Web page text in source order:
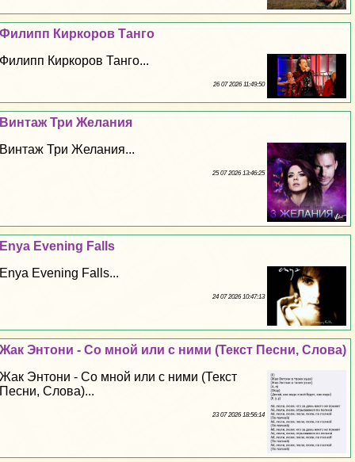
Филипп Киркоров Танго
Филипп Киркоров Танго...
26 07 2026 11:49:50
Винтаж Три Желания
Винтаж Три Желания...
25 07 2026 13:46:25
Enya Evening Falls
Enya Evening Falls...
24 07 2026 10:47:13
Жак Энтони - Со мной или с ними (Текст Песни, Слова)
Жак Энтони - Со мной или с ними (Текст
Песни, Слова)...
23 07 2026 18:56:14